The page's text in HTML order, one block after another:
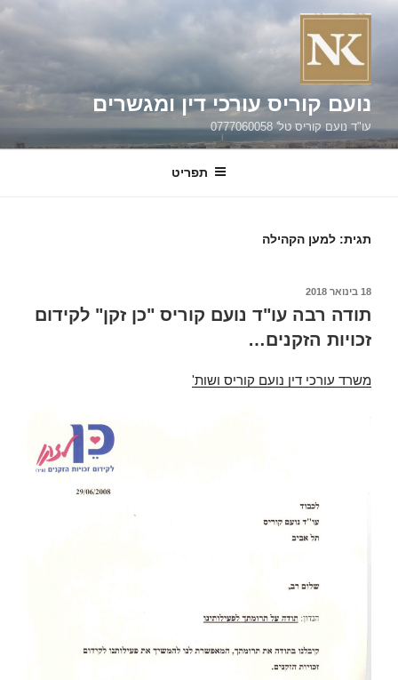
דילוג
נועם קוריס עורכי דין ומגשרים
עו"ד נועם קוריס טל' 0777060058
תפריט
תגית: למען הקהילה
פורסם
18 בינואר 2018
תודה רבה עו"ד נועם קוריס "כן זקן" לקידום
זכויות הזקנים…
משרד עורכי דין נועם קוריס ושות'